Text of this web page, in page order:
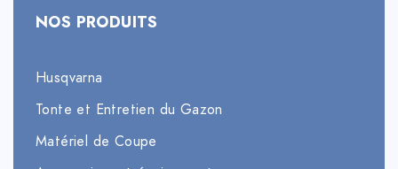
NOS PRODUITS
Husqvarna
Tonte et Entretien du Gazon
Matériel de Coupe